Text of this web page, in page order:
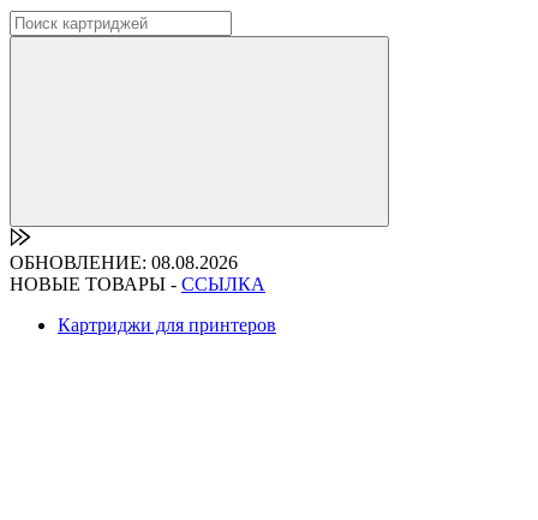
ОБНОВЛЕНИЕ: 08.08.2026
НОВЫЕ ТОВАРЫ - ССЫЛКА
Картриджи для принтеров